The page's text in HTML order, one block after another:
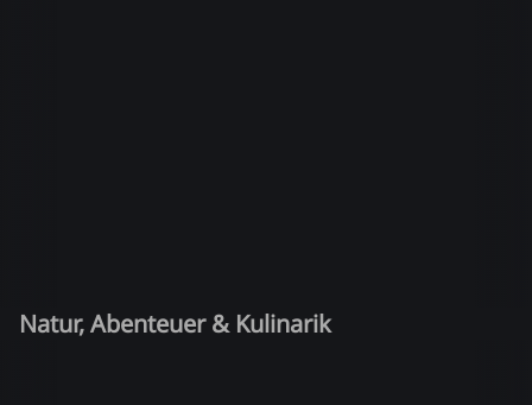
Natur, Abenteuer & Kulinarik